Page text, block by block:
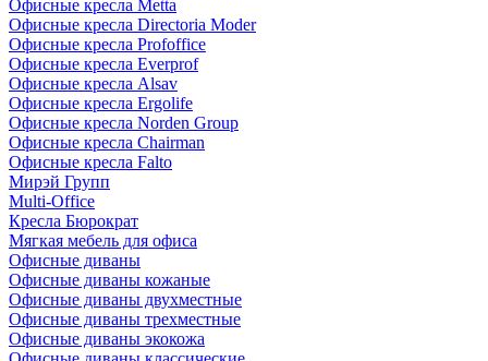
Офисные кресла Metta
Офисные кресла Directoria Moder
Офисные кресла Profoffice
Офисные кресла Everprof
Офисные кресла Alsav
Офисные кресла Ergolife
Офисные кресла Norden Group
Офисные кресла Chairman
Офисные кресла Falto
Мирэй Групп
Multi-Office
Кресла Бюрократ
Мягкая мебель для офиса
Офисные диваны
Офисные диваны кожаные
Офисные диваны двухместные
Офисные диваны трехместные
Офисные диваны экокожа